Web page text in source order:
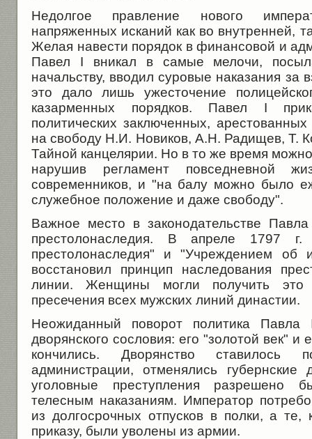
Недолгое правление нового
напряженных исканий как во внутренней,
Желая навести порядок в финансовой и
Павел I вникал в самые мелочи,
начальству, вводил суровые наказания за
это дало лишь ужесточение
казарменных порядков. Павел I
политических заключенных,
на свободу Н.И. Новиков, А.Н. Радищев, Т.
Тайной канцелярии. Но в то же время
нарушив регламент повседневной
современников, и "на балу можно было
служебное положение и даже свободу".
Важное место в законодательстве
престолонаследия. В апреле 1797
престолонаследия" и "Учреждением об
восстановил принцип наследования
линии. Женщины могли получить
пресечения всех мужских линий династии.
Неожиданный поворот политика
дворянского сословия: его "золотой век" и
кончились. Дворянство ставилось
администрации, отменялись губернские
уголовные преступления разрешено
телесным наказаниям. Император
из долгосрочных отпусков в полки, а те,
приказу, были уволены из армии.